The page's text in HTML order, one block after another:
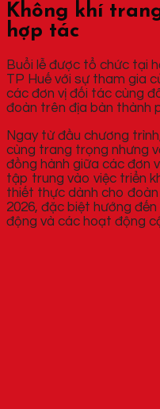
Không khí
hợp tác
Buổi lễ được tổ chức tại
TP Huế với sự tham gia
các đơn vị đối tác cùng
đoàn trên địa bàn thành
Ngay từ đầu chương
cùng trang trọng nhưng
đồng hành giữa các đơn
tập trung vào việc triển
thiết thực dành cho
2026, đặc biệt hướng
động và các hoạt động